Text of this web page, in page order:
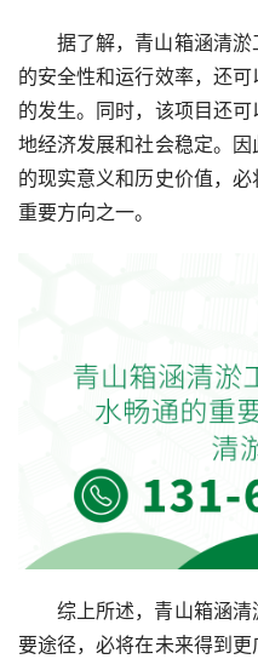
据了解，青山箱涵清
的安全性和运行效率，还
的发生。同时，该项目还
地经济发展和社会稳定。
的现实意义和历史价值，
重要方向之一。
综上所述，青山箱涵
要途径，必将在未来得到